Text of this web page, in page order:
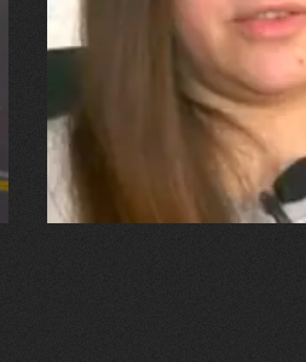
"Я перенесла 11
плакала від
болю. Але
бере за руку і
далі"